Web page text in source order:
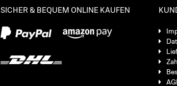
SICHER & BEQUEM ONLINE KAUFEN